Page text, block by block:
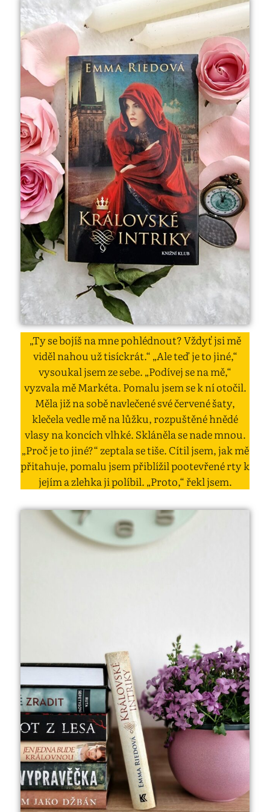
„Ty se bojíš na mne pohlédnout? Vždyť jsi mě
viděl nahou už tisíckrát.“ „Ale teď je to jiné,“
vysoukal jsem ze sebe. „Podívej se na mě,“
vyzvala mě Markéta. Pomalu jsem se k ní otočil.
Měla již na sobě navlečené své červené šaty,
klečela vedle mě na lůžku, rozpuštěné hnědé
vlasy na koncích vlhké. Skláněla se nade mnou.
„Proč je to jiné?“ zeptala se tiše. Cítil jsem, jak mě
přitahuje, pomalu jsem přiblížil pootevřené rty k
jejím a zlehka ji políbil. „Proto,“ řekl jsem.